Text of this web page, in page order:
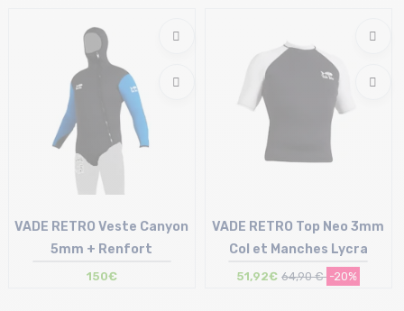
Taille en stock
1 | 2 | 4 | 6
VADE RETRO Veste Canyon
5mm + Renfort
150€
VADE RETRO Top Neo 3mm
Col et Manches Lycra
51,92€ 64,90 € -20%